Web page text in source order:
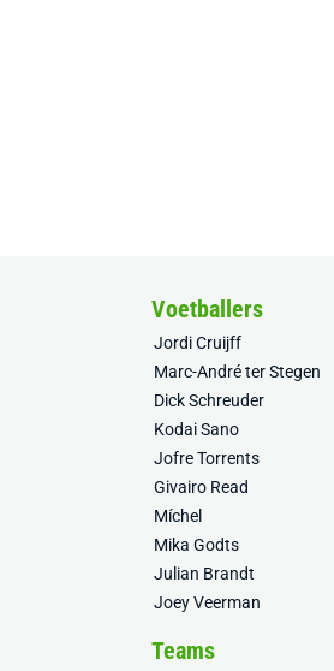
Voetballers
Jordi Cruijff
Marc-André ter Stegen
Dick Schreuder
Kodai Sano
Jofre Torrents
Givairo Read
Míchel
Mika Godts
Julian Brandt
Joey Veerman
Teams